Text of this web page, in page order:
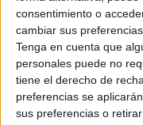
consentimiento o
cambiar sus
Tenga en cuenta que
personales puede no
tiene el derecho de
preferencias se
sus preferencias o
Soy estudiante de:*
Términos y